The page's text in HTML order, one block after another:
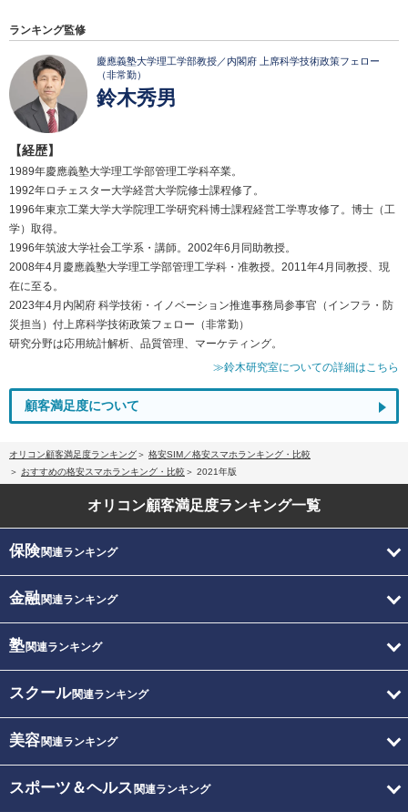
ランキング監修
慶應義塾大学理工学部教授／内閣府 上席科学技術政策フェロー
（非常勤）
鈴木秀男
【経歴】
1989年慶應義塾大学理工学部管理工学科卒業。
1992年ロチェスター大学経営大学院修士課程修了。
1996年東京工業大学大学院理工学研究科博士課程経営工学専攻修了。博士（工
学）取得。
1996年筑波大学社会工学系・講師。2002年6月同助教授。
2008年4月慶應義塾大学理工学部管理工学科・准教授。2011年4月同教授、現
在に至る。
2023年4月内閣府 科学技術・イノベーション推進事務局参事官（インフラ・防
災担当）付上席科学技術政策フェロー（非常勤）
研究分野は応用統計解析、品質管理、マーケティング。
≫鈴木研究室についての詳細はこちら
顧客満足度について
オリコン顧客満足度ランキング
格安SIM／格安スマホランキング・比較
おすすめの格安スマホランキング・比較
2021年版
オリコン顧客満足度ランキング一覧
保険関連ランキング
金融関連ランキング
塾関連ランキング
スクール関連ランキング
美容関連ランキング
スポーツ＆ヘルス 関連ランキング